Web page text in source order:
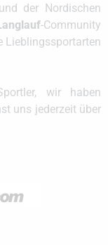
der Nordischen
-Community
Lieblingssportarten
wir haben
uns jederzeit über